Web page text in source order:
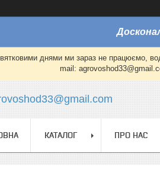
днями ми зараз не працюємо,
mail:
КАТАЛОГ ПРО НАС